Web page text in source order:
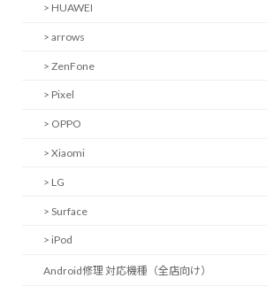
> HUAWEI
> arrows
> ZenFone
> Pixel
> OPPO
> Xiaomi
> LG
> Surface
> iPod
Android修理 対応機種（全店向け）